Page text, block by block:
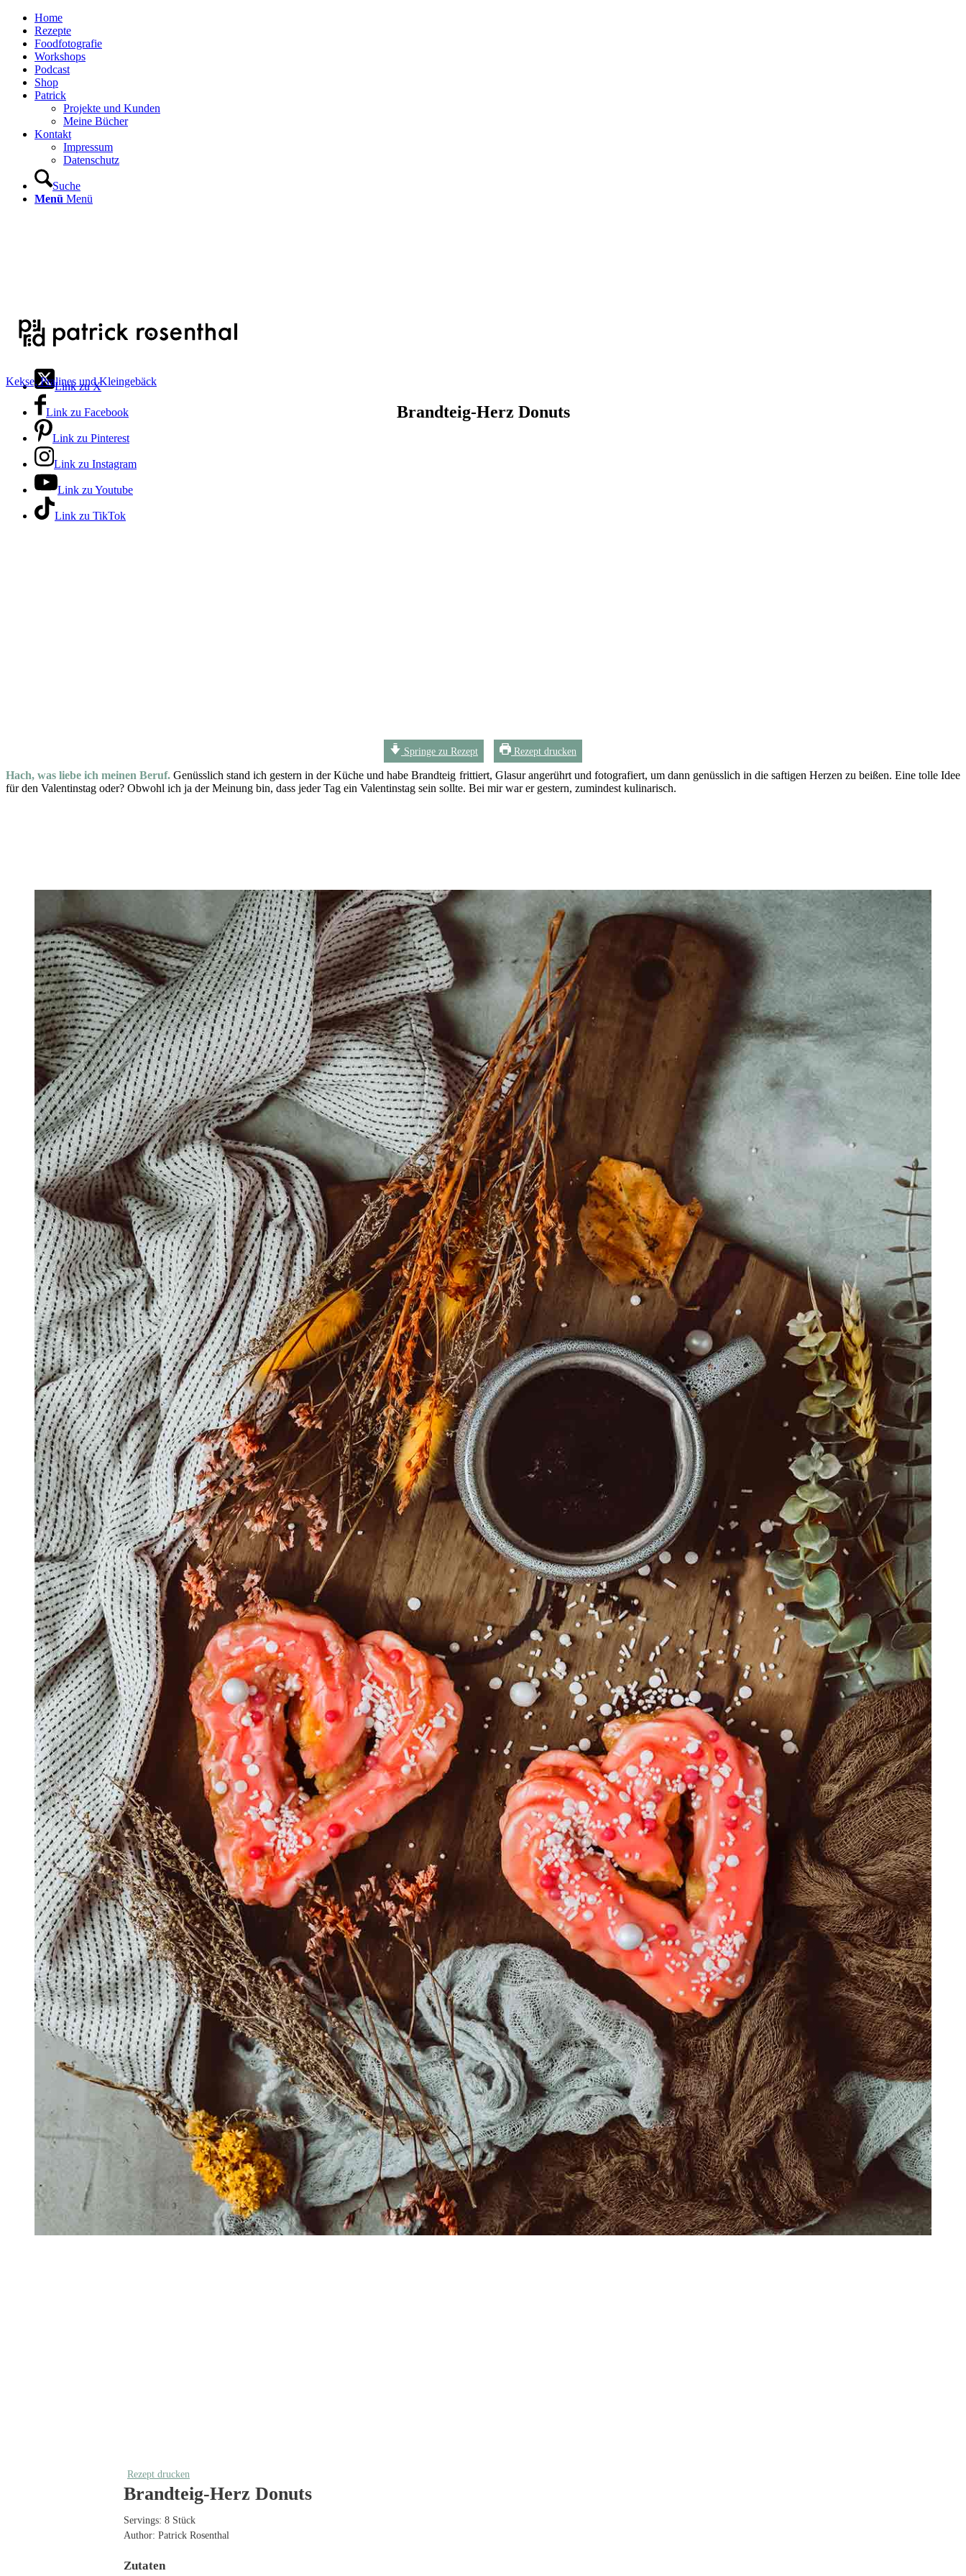
Home
Rezepte
Foodfotografie
Workshops
Podcast
Shop
Patrick
Projekte und Kunden
Meine Bücher
Kontakt
Impressum
Datenschutz
Suche
Menü Menü
Link zu X
Link zu Facebook
Link zu Pinterest
Link zu Instagram
Link zu Youtube
Link zu TikTok
Kekse, Pralines und Kleingebäck
Brandteig-Herz Donuts
Springe zu Rezept Rezept drucken
Hach, was liebe ich meinen Beruf. Genüsslich stand ich gestern in der Küche und habe Brandteig frittiert, Glasur angerührt und fotografiert, um dann genüsslich in die saftigen Herzen zu beißen. Eine tolle Idee
für den Valentinstag oder? Obwohl ich ja der Meinung bin, dass jeder Tag ein Valentinstag sein sollte. Bei mir war er gestern, zumindest kulinarisch.
Rezept drucken
Brandteig-Herz Donuts
Servings: 8 Stück
Author: Patrick Rosenthal
Zutaten